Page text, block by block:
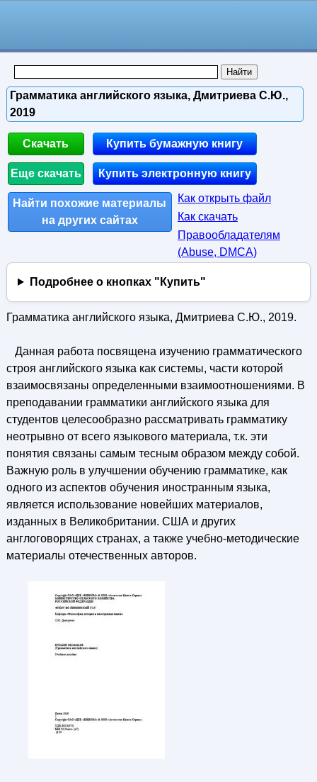
Грамматика английского языка, Дмитриева С.Ю.,
2019
Скачать
Еще скачать
Купить бумажную книгу
Купить электронную книгу
Найти похожие материалы
на других сайтах
Как открыть файл
Как скачать
Правообладателям
(Abuse, DMСA)
Подробнее о кнопках "Купить"
Грамматика английского языка, Дмитриева С.Ю., 2019.
Данная работа посвящена изучению грамматического
строя английского языка как системы, части которой
взаимосвязаны определенными взаимоотношениями. В
преподавании грамматики английского языка для
студентов целесообразно рассматривать грамматику
неотрывно от всего языкового материала, т.к. эти
понятия связаны самым тесным образом между собой.
Важную роль в улучшении обучению грамматике, как
одного из аспектов обучения иностранным языка,
является использование новейших материалов,
изданных в Великобритании. США и других
англоговорящих странах, а также учебно-методические
материалы отечественных авторов.